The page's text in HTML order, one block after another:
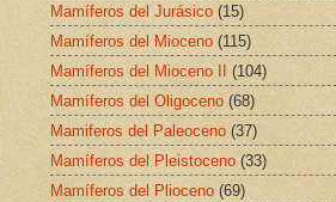
Mamíferos del Jurásico (15)
Mamíferos del Mioceno (115)
Mamíferos del Mioceno II (104)
Mamíferos del Oligoceno (68)
Mamiferos del Paleoceno (37)
Mamíferos del Pleistoceno (33)
Mamíferos del Plioceno (69)